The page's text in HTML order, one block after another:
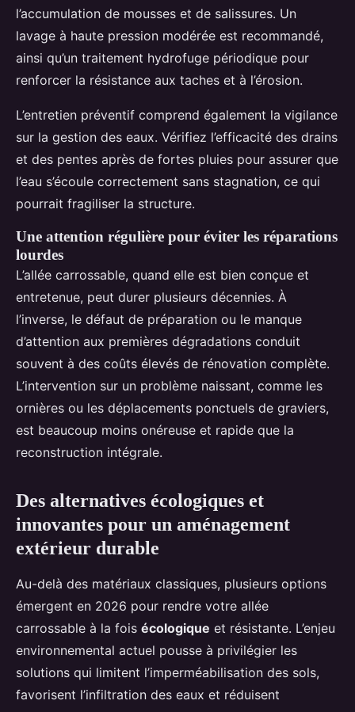
l’accumulation de mousses et de salissures. Un
lavage à haute pression modérée est recommandé,
ainsi qu’un traitement hydrofuge périodique pour
renforcer la résistance aux taches et à l’érosion.
L’entretien préventif comprend également la vigilance
sur la gestion des eaux. Vérifiez l’efficacité des drains
et des pentes après de fortes pluies pour assurer que
l’eau s’écoule correctement sans stagnation, ce qui
pourrait fragiliser la structure.
Une attention régulière pour éviter les réparations
lourdes
L’allée carrossable, quand elle est bien conçue et
entretenue, peut durer plusieurs décennies. À
l’inverse, le défaut de préparation ou le manque
d’attention aux premières dégradations conduit
souvent à des coûts élevés de rénovation complète.
L’intervention sur un problème naissant, comme les
ornières ou les déplacements ponctuels de graviers,
est beaucoup moins onéreuse et rapide que la
reconstruction intégrale.
Des alternatives écologiques et
innovantes pour un aménagement
extérieur durable
Au-delà des matériaux classiques, plusieurs options
émergent en 2026 pour rendre votre allée
carrossable à la fois écologique et résistante. L’enjeu
environnemental actuel pousse à privilégier les
solutions qui limitent l’imperméabilisation des sols,
favorisent l’infiltration des eaux et réduisent